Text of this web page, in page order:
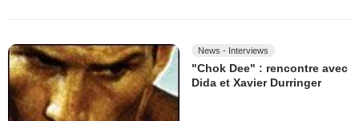
News - Interviews
"Chok Dee" : rencontre avec
Dida et Xavier Durringer